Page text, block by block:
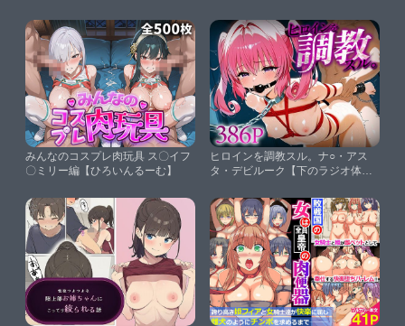
てくれた話【りんごパイ】
みんなのコスプレ肉玩具 ス〇イフ
〇ミリー編【ひろいんるーむ】
ヒロインを調教スル。ナ○・アス
タ・デビルーク【下のラジオ体